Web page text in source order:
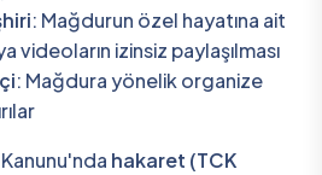
: Mağdurun özel hayatına ait
izinsiz paylaşılması
: Mağdura yönelik organize
hakaret (TCK